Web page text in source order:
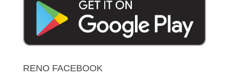
RENO FACEBOOK